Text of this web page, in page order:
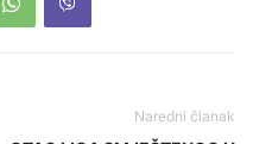
Naredni članak